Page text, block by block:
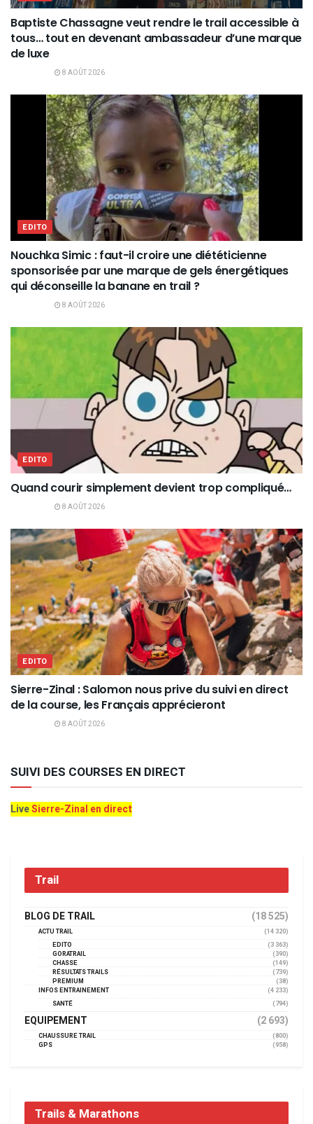
Baptiste Chassagne veut rendre le trail accessible à
tous… tout en devenant ambassadeur d’une marque
de luxe
8 AOÛT 2026
EDITO
Nouchka Simic : faut-il croire une diététicienne
sponsorisée par une marque de gels énergétiques
qui déconseille la banane en trail ?
8 AOÛT 2026
EDITO
Quand courir simplement devient trop compliqué…
8 AOÛT 2026
EDITO
Sierre-Zinal : Salomon nous prive du suivi en direct
de la course, les Français apprécieront
8 AOÛT 2026
SUIVI DES COURSES EN DIRECT
LiveSierre-Zinal en direct
Trail
BLOG DE TRAIL (18 525)
ACTU TRAIL
(14 320)
EDITO
(3 363)
GORATRAIL
(390)
CHASSE
(149)
RÉSULTATS TRAILS
(739)
PREMIUM
(38)
INFOS ENTRAINEMENT
(4 233)
SANTÉ
(794)
EQUIPEMENT (2 693)
CHAUSSURE TRAIL
(800)
GPS
(958)
Trails & Marathons